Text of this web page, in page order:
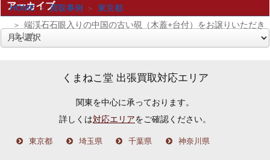
HOME 買取事例
東京都
端渓石石眼入りの中国の古い硯（木蓋+台付）をお譲りいただき
ました
アーカイブ
くまねこ堂 出張買取対応エリア
関東を中心に承っております。
詳しくは対応エリアをご確認ください。
東京都 埼玉県 千葉県 神奈川県